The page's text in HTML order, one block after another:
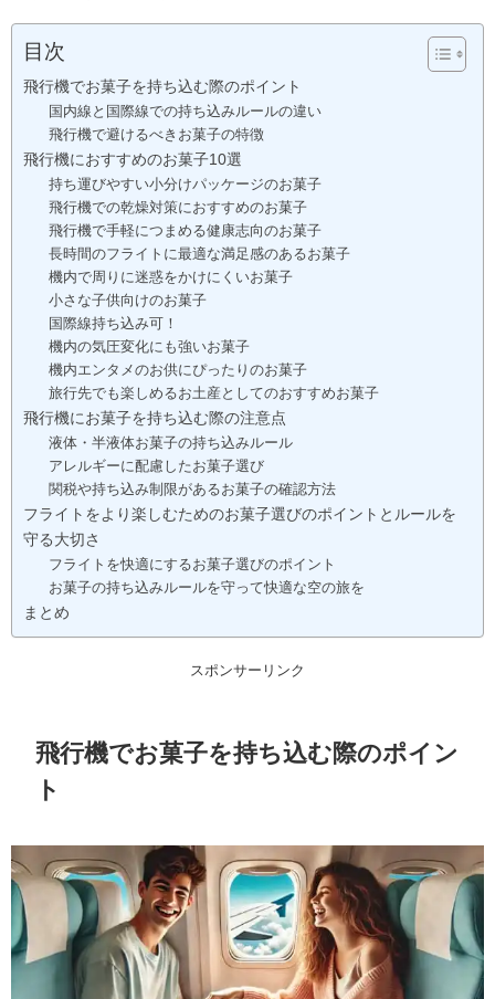
目次
飛行機でお菓子を持ち込む際のポイント
国内線と国際線での持ち込みルールの違い
飛行機で避けるべきお菓子の特徴
飛行機におすすめのお菓子10選
持ち運びやすい小分けパッケージのお菓子
飛行機での乾燥対策におすすめのお菓子
飛行機で手軽につまめる健康志向のお菓子
長時間のフライトに最適な満足感のあるお菓子
機内で周りに迷惑をかけにくいお菓子
小さな子供向けのお菓子
国際線持ち込み可！
機内の気圧変化にも強いお菓子
機内エンタメのお供にぴったりのお菓子
旅行先でも楽しめるお土産としてのおすすめお菓子
飛行機にお菓子を持ち込む際の注意点
液体・半液体お菓子の持ち込みルール
アレルギーに配慮したお菓子選び
関税や持ち込み制限があるお菓子の確認方法
フライトをより楽しむためのお菓子選びのポイントとルールを
守る大切さ
フライトを快適にするお菓子選びのポイント
お菓子の持ち込みルールを守って快適な空の旅を
まとめ
スポンサーリンク
飛行機でお菓子を持ち込む際のポイン
ト